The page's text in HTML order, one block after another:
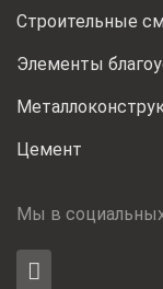
Строительные
Элементы
Цемент
Мы в